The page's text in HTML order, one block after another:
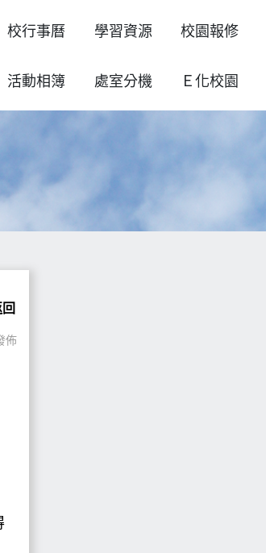
校行事曆 學習資源 校園報修
活動相簿 處室分機 Ｅ化校園
佈